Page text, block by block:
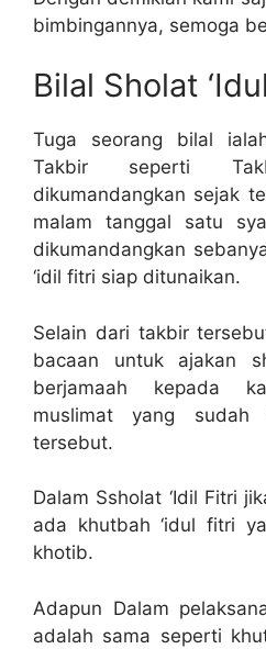
bimbingannya, semoga
Bilal Sholat
Tuga seorang bilal
Takbir seperti
dikumandangkan sejak
malam tanggal satu
dikumandangkan
‘idil fitri siap ditunaikan.
Selain dari takbir
bacaan untuk ajakan
berjamaah kepada
muslimat yang
tersebut.
Dalam Ssholat ‘Idil Fitri
ada khutbah ‘idul fitri
khotib.
Adapun Dalam
adalah sama seperti